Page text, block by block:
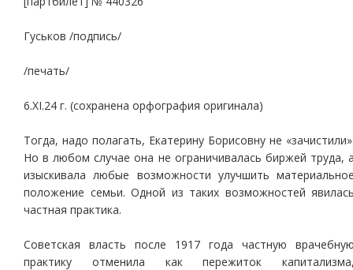
Гуськов /подпись/
/печать/
6.XI.24 г. (сохранена орфография оригинала)
Тогда, надо полагать, Екатерину Борисовну не
Но в любом случае она не ограничивалась биржей труда,
изыскивала любые возможности улучшить
положение семьи. Одной из таких возможностей
частная практика.
Советская власть после 1917 года частную
практику отменила как пережиток